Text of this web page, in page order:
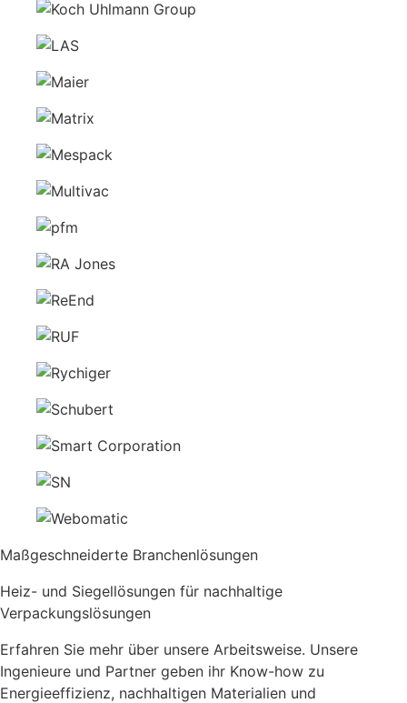
Maßgeschneiderte Branchenlösungen
Heiz- und Siegellösungen für nachhaltige
Verpackungslösungen
Erfahren Sie mehr über unsere Arbeitsweise. Unsere
Ingenieure und Partner geben ihr Know-how zu
Energieeffizienz, nachhaltigen Materialien und